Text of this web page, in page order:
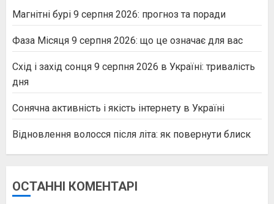
Магнітні бурі 9 серпня 2026: прогноз та поради
Фаза Місяця 9 серпня 2026: що це означає для вас
Схід і захід сонця 9 серпня 2026 в Україні: тривалість
дня
Сонячна активність і якість інтернету в Україні
Відновлення волосся після літа: як повернути блиск
ОСТАННІ КОМЕНТАРІ